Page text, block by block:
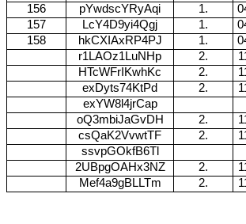
156
pYwdscYRyAqi 1.
157
LcY4D9yi4Qgj 1.
158
hkCXIAxRP4PJ 1.
r1LAOz1LuNHp
2.
HTcWFrIKwhKc
2.
exDyts74KtPd
2.
exYW8l4jrCap
oQ3mbiJaGvDH
2.
csQaK2VvwtTF
2.
ssvpGOkfB6Tl
2UBpgOAHx3NZ
2.
Mef4a9gBLLTm
2.